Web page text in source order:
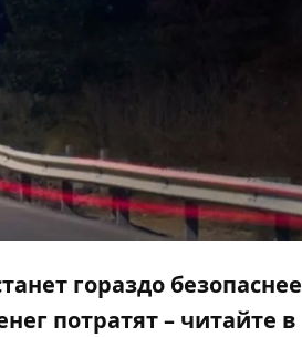
гораздо
потратят – читайте в